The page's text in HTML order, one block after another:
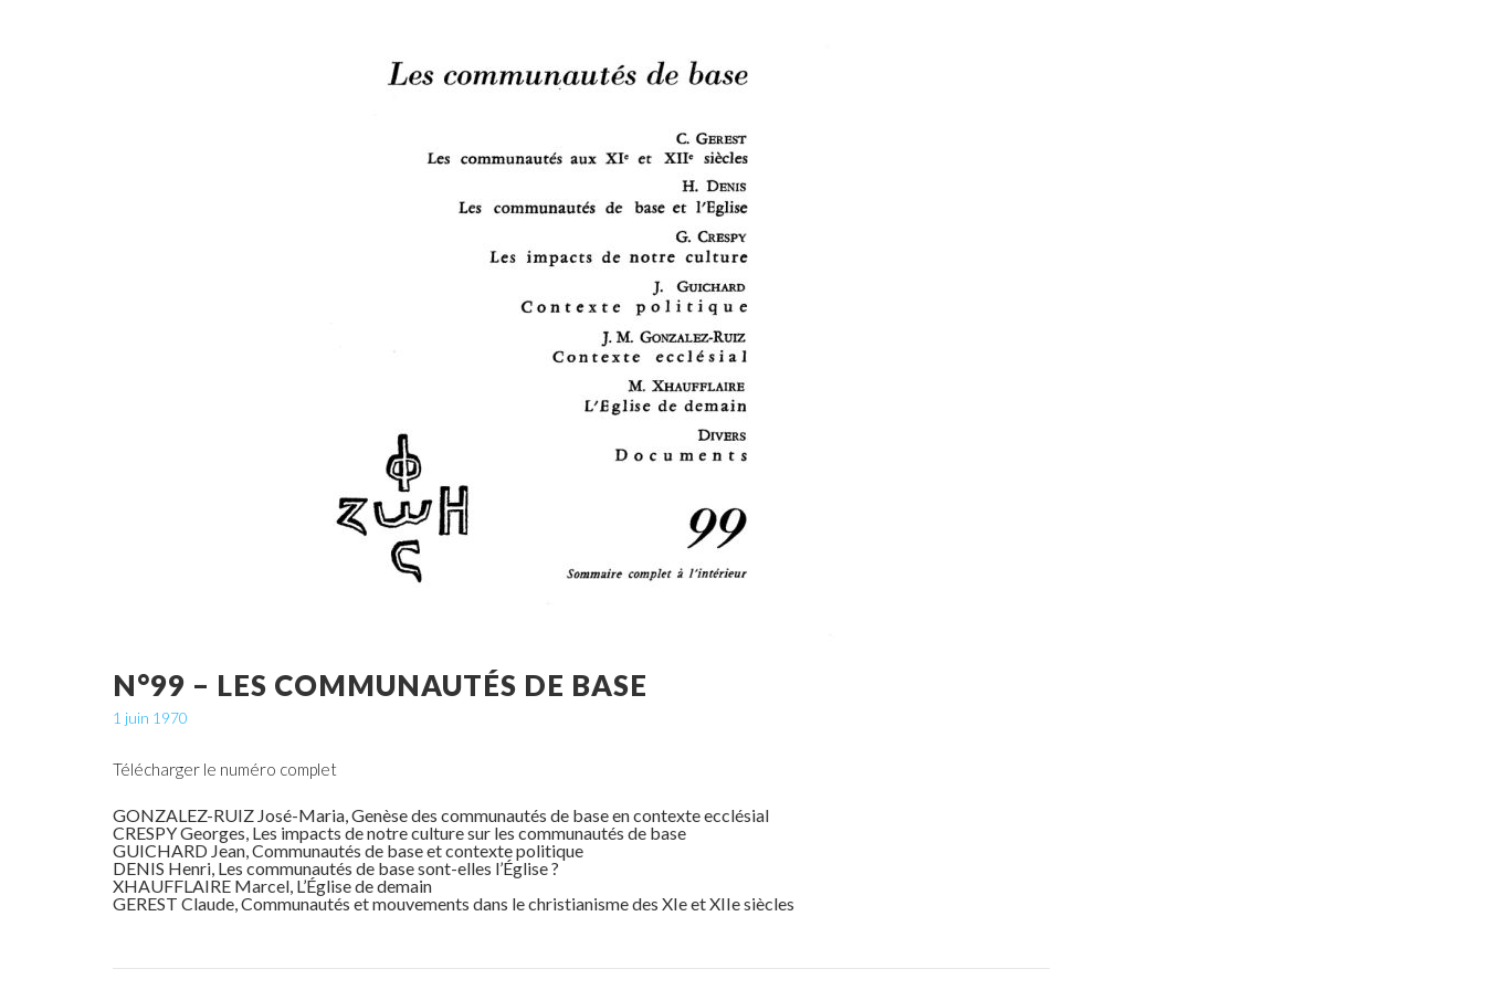
N°99 – LES COMMUNAUTÉS DE BASE
1 juin 1970
Télécharger le numéro complet
GONZALEZ-RUIZ José-Maria, Genèse des communautés de base en contexte ecclésial
CRESPY Georges, Les impacts de notre culture sur les communautés de base
GUICHARD Jean, Communautés de base et contexte politique
DENIS Henri, Les communautés de base sont-elles l’Église ?
XHAUFFLAIRE Marcel, L’Église de demain
GEREST Claude, Communautés et mouvements dans le christianisme des XIe et XIIe siècles